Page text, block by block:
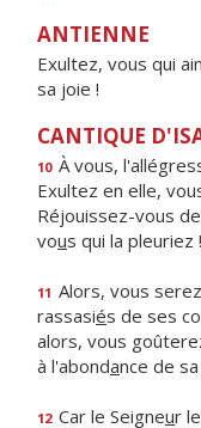
ANTIENNE
Exultez, vous qui
sa joie !
CANTIQUE
10 À vous,
Exultez en elle,
Réjouissez-vous
vous qui la pleuriez !
11 Alors, vous
rassasiés de ses
alors, vous
à l'abondance de
12 Car le Seigneur